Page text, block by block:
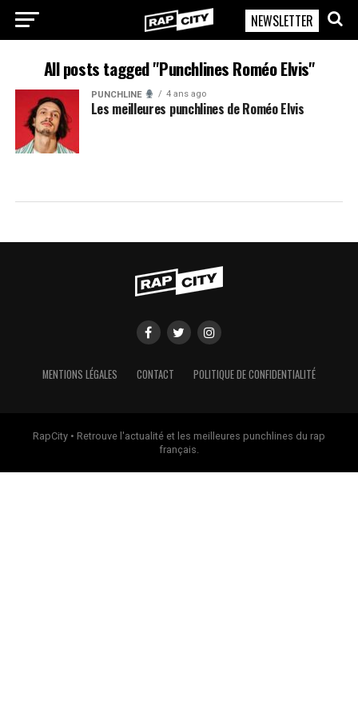
RapCity
NEWSLETTER
All posts tagged "Punchlines Roméo Elvis"
PUNCHLINE 4 ans ago
Les meilleures punchlines de Roméo Elvis
MENTIONS LÉGALES CONTACT POLITIQUE DE CONFIDENTIALITÉ
RapCity • Retrouve l'actualité et les meilleures punchlines du rap
français.